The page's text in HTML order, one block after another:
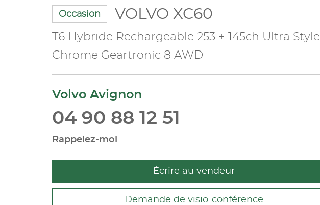
Occasion VOLVO XC60
T6 Hybride Rechargeable 253 + 145ch Ultra Style
Chrome Geartronic 8 AWD
Volvo Avignon
04 90 88 12 51
Rappelez-moi
Écrire au vendeur
Demande de visio-conférence